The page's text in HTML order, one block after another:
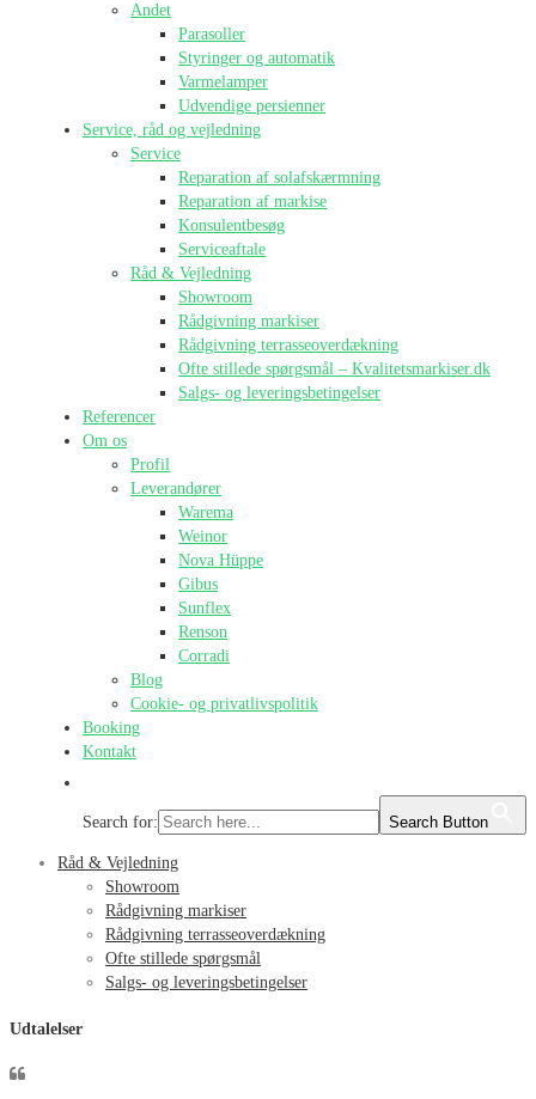
Andet
Parasoller
Styringer og automatik
Varmelamper
Udvendige persienner
Service, råd og vejledning
Service
Reparation af solafskærmning
Reparation af markise
Konsulentbesøg
Serviceaftale
Råd & Vejledning
Showroom
Rådgivning markiser
Rådgivning terrasseoverdækning
Ofte stillede spørgsmål – Kvalitetsmarkiser.dk
Salgs- og leveringsbetingelser
Referencer
Om os
Profil
Leverandører
Warema
Weinor
Nova Hüppe
Gibus
Sunflex
Renson
Corradi
Blog
Cookie- og privatlivspolitik
Booking
Kontakt
Search for: Search Button
Råd & Vejledning
Showroom
Rådgivning markiser
Rådgivning terrasseoverdækning
Ofte stillede spørgsmål
Salgs- og leveringsbetingelser
Udtalelser